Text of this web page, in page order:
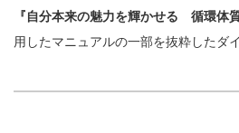
『自分本来の魅力を輝かせる 循環体
用したマニュアルの一部を抜粋したダ